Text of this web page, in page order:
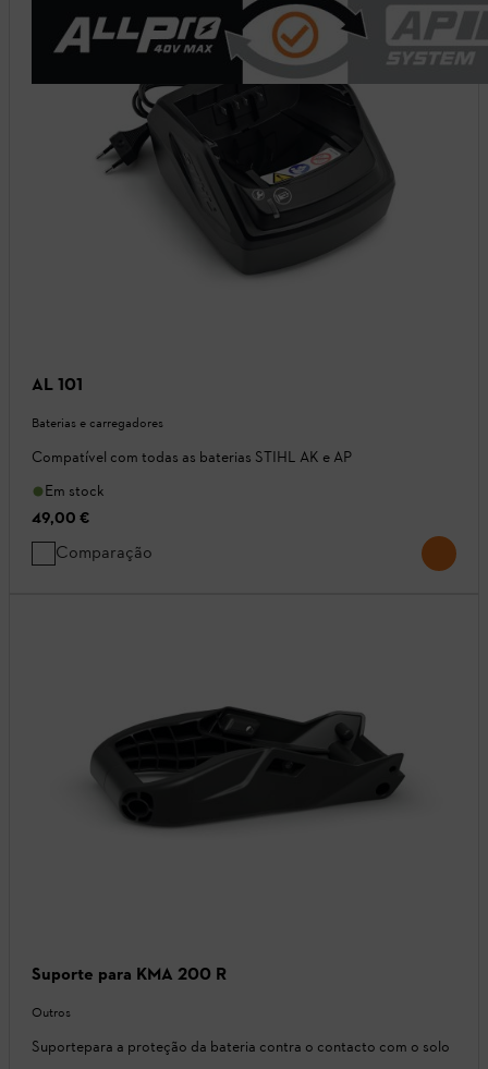
AL 101
Baterias e carregadores
Compatível com todas as baterias STIHL AK e AP
Em stock
49,00 €
Comparação
Suporte para KMA 200 R
Outros
Suportepara a proteção da bateria contra o contacto com o solo